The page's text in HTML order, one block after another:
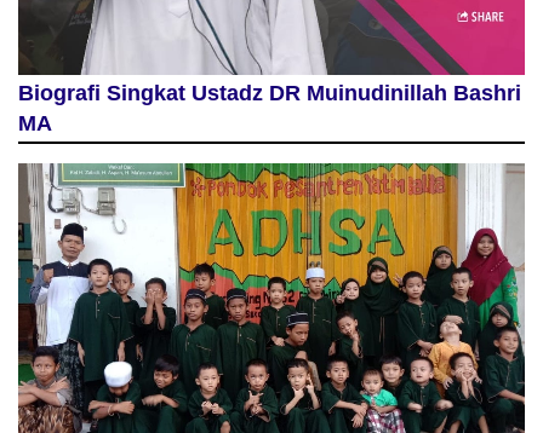
Biografi Singkat Ustadz DR Muinudinillah Bashri
MA